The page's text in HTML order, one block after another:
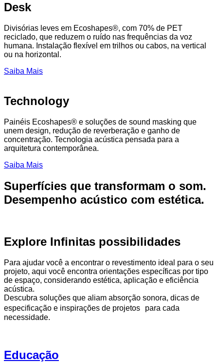
Desk
Divisórias leves em Ecoshapes®, com 70% de PET
reciclado, que reduzem o ruído nas frequências da voz
humana. Instalação flexível em trilhos ou cabos, na vertical
ou na horizontal.
Saiba Mais
Technology
Painéis Ecoshapes® e soluções de sound masking que
unem design, redução de reverberação e ganho de
concentração. Tecnologia acústica pensada para a
arquitetura contemporânea.
Saiba Mais
Superfícies que transformam o som.
Desempenho acústico com estética.
Explore Infinitas possibilidades
Para ajudar você a encontrar o revestimento ideal para o seu
projeto, aqui você encontra orientações específicas por tipo
de espaço, considerando estética, aplicação e eficiência
acústica.
Descubra soluções que aliam absorção sonora, dicas de
especificação e inspirações de projetos para cada
necessidade.
Educação